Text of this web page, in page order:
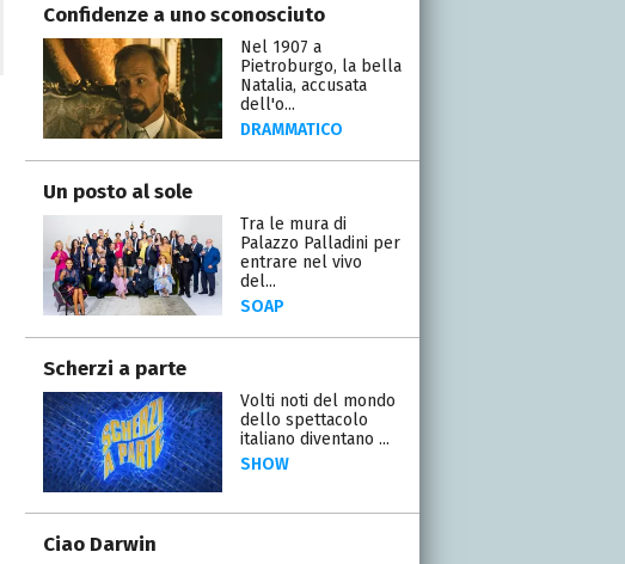
Confidenze a uno sconosciuto
Nel 1907 a
Pietroburgo, la bella
Natalia, accusata
dell'o...
DRAMMATICO
Un posto al sole
Tra le mura di
Palazzo Palladini per
entrare nel vivo
del...
SOAP
Scherzi a parte
Volti noti del mondo
dello spettacolo
italiano diventano ...
SHOW
Ciao Darwin